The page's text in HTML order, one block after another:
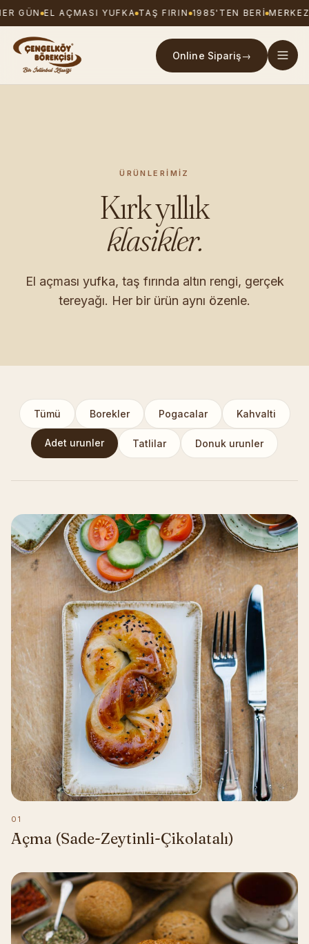
GÜN EL AÇMASI YUFKA TAŞ FIRIN 1985'TEN BERI MERKEZ
Online Sipariş→
ÜRÜNLERIMIZ
Kırk yıllık
klasikler.
El açması yufka, taş fırında altın rengi, gerçek
tereyağı. Her bir ürün aynı özenle.
Tümü Borekler Pogacalar Kahvalti
Adet urunler Tatlilar Donuk urunler
01
Açma (Sade-Zeytinli-Çikolatalı)